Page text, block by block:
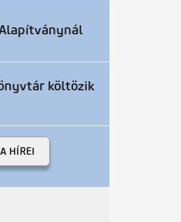
költözik
HÍREI